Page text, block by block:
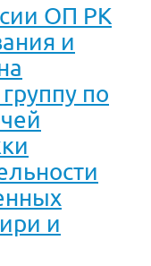
ОП РК
и
по
и